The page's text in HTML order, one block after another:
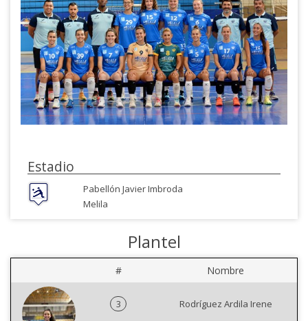
Estadio
Pabellón Javier Imbroda
Melila
Plantel
# Nombre
3
Rodríguez Ardila Irene